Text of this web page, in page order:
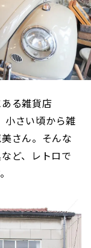
る雑貨店
小さい頃から雑
さん。そんな
ど、レトロで